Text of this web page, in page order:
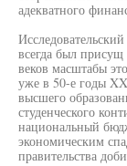
адекватного
всегда был
веков масштабы
уже в 50-е годы XX
высшего
студенческого
национальный
экономическим
правительства